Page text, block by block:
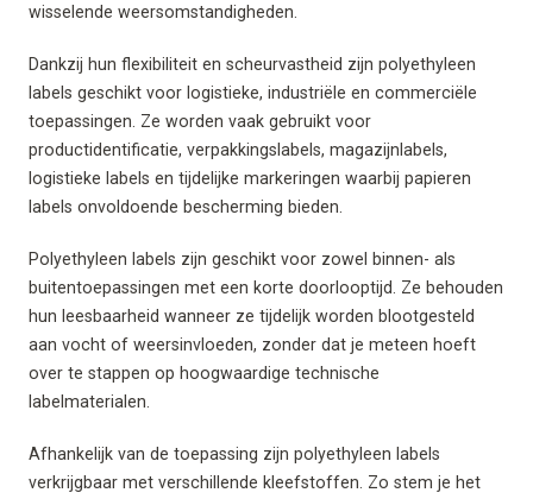
wisselende weersomstandigheden.
Dankzij hun flexibiliteit en scheurvastheid zijn polyethyleen
labels geschikt voor logistieke, industriële en commerciële
toepassingen. Ze worden vaak gebruikt voor
productidentificatie, verpakkingslabels, magazijnlabels,
logistieke labels en tijdelijke markeringen waarbij papieren
labels onvoldoende bescherming bieden.
Polyethyleen labels zijn geschikt voor zowel binnen- als
buitentoepassingen met een korte doorlooptijd. Ze behouden
hun leesbaarheid wanneer ze tijdelijk worden blootgesteld
aan vocht of weersinvloeden, zonder dat je meteen hoeft
over te stappen op hoogwaardige technische
labelmaterialen.
Afhankelijk van de toepassing zijn polyethyleen labels
verkrijgbaar met verschillende kleefstoffen. Zo stem je het